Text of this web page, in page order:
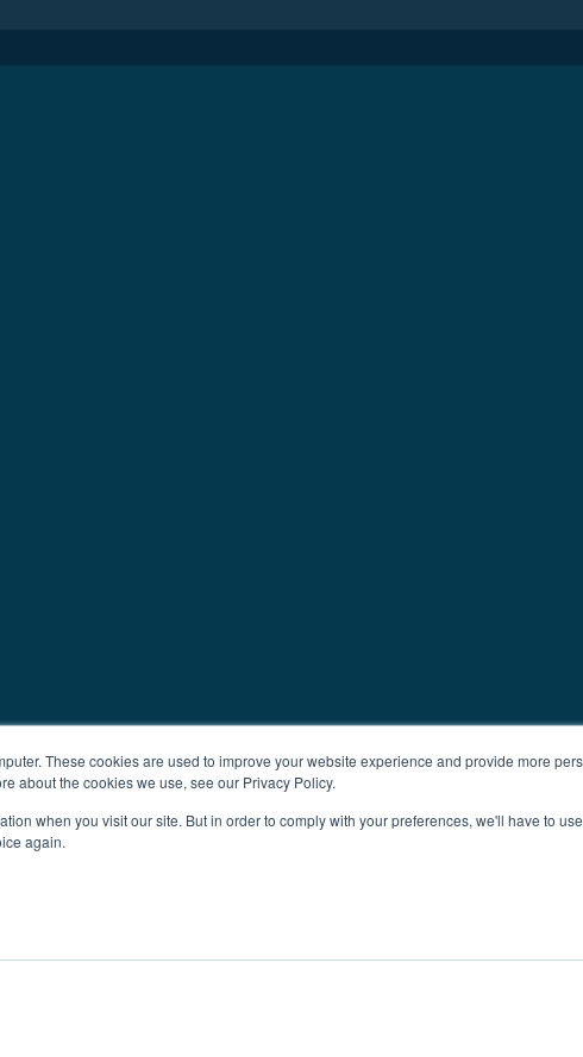
These cookies are used to improve your website experience and provide more
about the cookies we use, see our Privacy Policy.
when you visit our site. But in order to comply with your preferences, we'll have to
again.